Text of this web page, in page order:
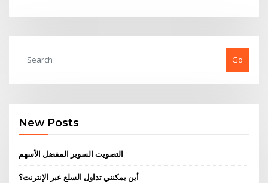
Go
New Posts
التصويت السوبر المفضل الأسهم
أين يمكنني تداول السلع عبر الإنترنت؟